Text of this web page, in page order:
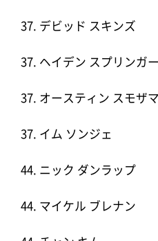
37. デビッド スキンズ
37. ヘイデン スプリンガー
37. オースティン スモザ
37. イム ソンジェ
44. ニック ダンラップ
44. マイケル ブレナン